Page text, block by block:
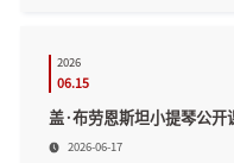
2026
06.15
2026-06-17